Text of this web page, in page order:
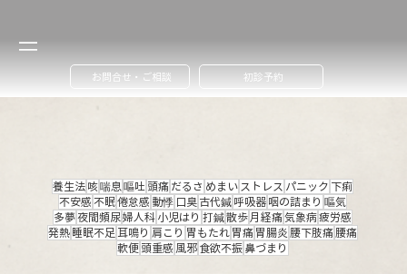
お問合せ・ご相談 初診予約
養生法 咳喘息 嘔吐 頭痛 だるさ めまい ストレス パニック 下痢
不安感 不眠倦怠感 動悸 口臭 古代鍼 呼吸器 咽の詰まり 嘔気
多夢夜間頻尿 婦人科 小児はり 打鍼散歩 月経痛気象病疲労感
発熱 睡眠不足 耳鳴り 肩こり 胃もたれ 胃痛 胃腸炎 腰下肢痛 腰痛
軟便 頭重感 風邪 食欲不振 鼻づまり